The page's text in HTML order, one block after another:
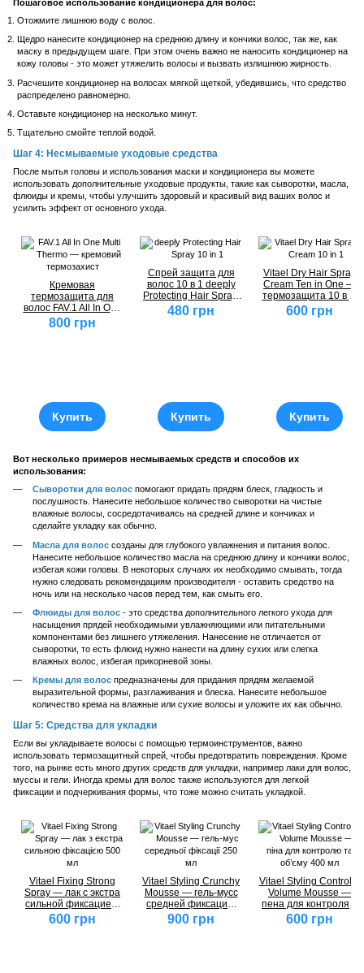
Пошаговое использование кондиционера для волос:
Отожмите лишнюю воду с волос.
Щедро нанесите кондиционер на среднюю длину и кончики волос, так же, как
маску в предыдущем шаге. При этом очень важно не наносить кондиционер на
кожу головы - это может утяжелить волосы и вызвать излишнюю жирность.
Расчешите кондиционер на волосах мягкой щеткой, убедившись, что средство
распределено равномерно.
Оставьте кондиционер на несколько минут.
Тщательно смойте теплой водой.
Шаг 4: Несмываемые уходовые средства
После мытья головы и использования маски и кондиционера вы можете
использовать дополнительные уходовые продукты, такие как сыворотки, масла,
флюиды и кремы, чтобы улучшить здоровый и красивый вид ваших волос и
усилить эффект от основного ухода.
Кремовая
термозащита для
волос FAV.1 All In One
Multi Thermo
800 грн
Купить
Спрей защита для
волос 10 в 1 deeply
Protecting Hair Spray,
200 мл
480 грн
Купить
Vitael Dry Hair Spray
Cream Ten in One —
термозащита 10 в 1,
150 мл
600 грн
Купить
Вот несколько примеров несмываемых средств и способов их
использования:
Сыворотки для волос помогают придать прядям блеск, гладкость и
послушность. Нанесите небольшое количество сыворотки на чистые
влажные волосы, сосредотачиваясь на средней длине и кончиках и
сделайте укладку как обычно.
Масла для волос созданы для глубокого увлажнения и питания волос.
Нанесите небольшое количество масла на среднюю длину и кончики волос,
избегая кожи головы. В некоторых случаях их необходимо смывать, тогда
нужно следовать рекомендациям производителя - оставить средство на
ночь или на несколько часов перед тем, как смыть его.
Флюиды для волос - это средства дополнительного легкого ухода для
насыщения прядей необходимыми увлажняющими или питательными
компонентами без лишнего утяжеления. Нанесение не отличается от
сыворотки, то есть флюид нужно нанести на длину сухих или слегка
влажных волос, избегая прикорневой зоны.
Кремы для волос предназначены для придания прядям желаемой
выразительной формы, разглаживания и блеска. Нанесите небольшое
количество крема на влажные или сухие волосы и уложите их как обычно.
Шаг 5: Средства для укладки
Если вы укладываете волосы с помощью термоинструментов, важно
использовать термозащитный спрей, чтобы предотвратить повреждения. Кроме
того, на рынке есть много других средств для укладки, например лаки для волос,
муссы и гели. Иногда кремы для волос также используются для легкой
фиксации и подчеркивания формы, что тоже можно считать укладкой.
Vitael Fixing Strong
Spray — лак с экстра
сильной фиксацией,
500 мл
600 грн
Vitael Styling Crunchy
Mousse — гель-мусс
средней фиксации,
250 мл
900 грн
Vitael Styling Control &
Volume Mousse —
пена для контроля и
объема, 400 мл
600 грн